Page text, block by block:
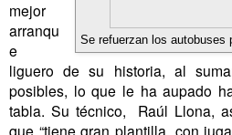
Se refuerzan los autobuses
mejor
arranqu
e
liguero de su historia, al
posibles, lo que le ha aupado
tabla. Su técnico,
Raúl Llona,
que “tiene gran plantilla, con